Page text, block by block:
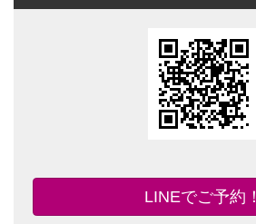
LINEでご予約！